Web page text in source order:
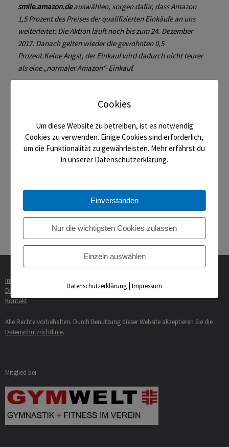
smile.amazon.deauswählen, sorgen dafür, dass Amazon
1,5 Prozent des Preises der qualifizierten Einkäufe an uns
weiterleitet: Die Aktion läuft noch bis zum 24. Dezember
2017. Danach gelten wieder die gewohnten 0,5
Prozent.Keine Angst, der Einkauf wird dadurch nicht teurer
als eine „normaler Amazon“-Einkauf.
wünscht eine schöne Adventszeit und viel Spaß beim
Floorball-Freundschaftsspiel gegen die Gundelfinger
Floorballer »
Impressum
Datenschutzerklärung
Kontakt
Alle Rechte vorbehalten. Durch Benutzung dieser Website akzeptieren Sie die
Datenschutzrichtlinie.
Mitglied bei:
Cookies
Um diese Website zu betreiben, ist es notwendig
Cookies zu verwenden. Einige Cookies sind erforderlich,
um die Funktionalität zu gewährleisten. Mehr erfährst du
in unserer Datenschutzerklärung.
Einverstanden
Nur die wichtigsten Cookies zulassen
Einzeln auswählen
Datenschutzerklärung |Impressum